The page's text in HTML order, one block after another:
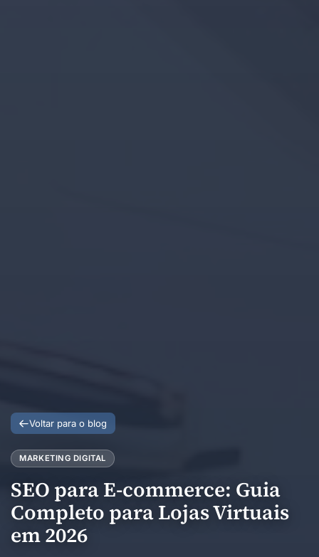
Voltar para o blog
MARKETING DIGITAL
SEO para E-commerce: Guia
Completo para Lojas Virtuais
em 2026